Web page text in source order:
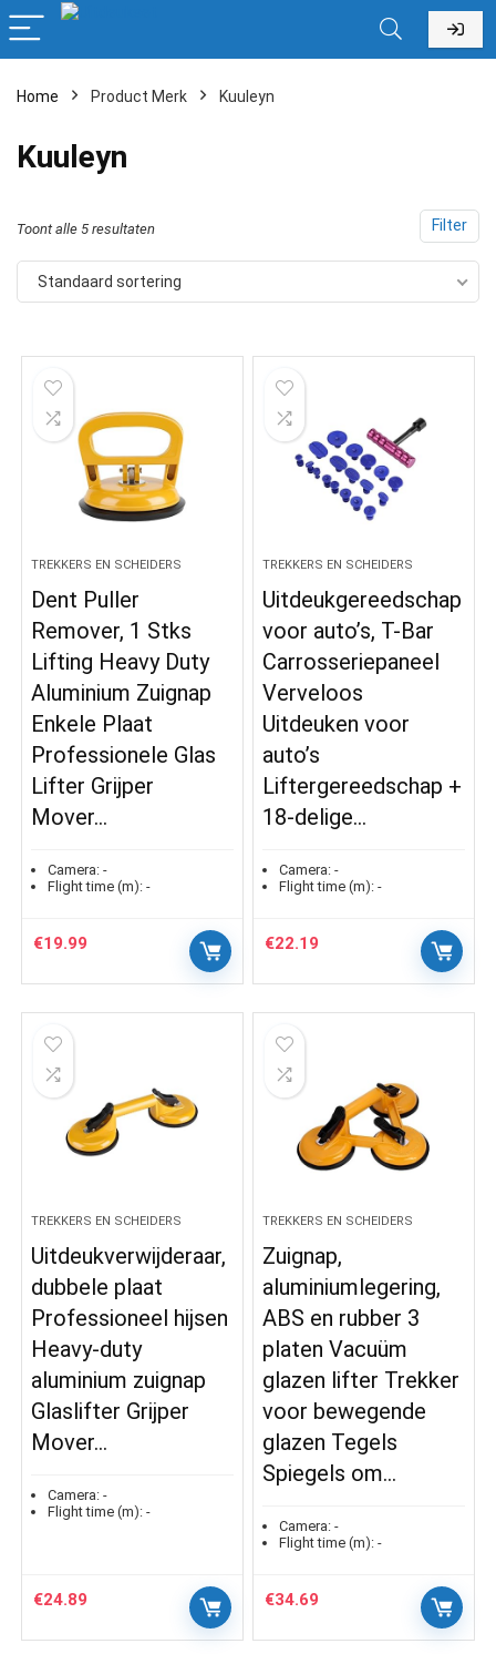
Home Product Merk ‎Kuuleyn
‎Kuuleyn
Filter
Toont alle 5 resultaten
Standaard sortering
TREKKERS EN SCHEIDERS
Dent Puller
Remover, 1 Stks
Lifting Heavy Duty
Aluminium Zuignap
Enkele Plaat
Professionele Glas
Lifter Grijper
Mover…
Camera: -
Flight time (m): -
€19.99
TREKKERS EN SCHEIDERS
Uitdeukgereedschap
voor auto’s, T-Bar
Carrosseriepaneel
Verveloos
Uitdeuken voor
auto’s
Liftergereedschap +
18-delige…
Camera: -
Flight time (m): -
€22.19
TREKKERS EN SCHEIDERS
Uitdeukverwijderaar,
dubbele plaat
Professioneel hijsen
Heavy-duty
aluminium zuignap
Glaslifter Grijper
Mover…
Camera: -
Flight time (m): -
€24.89
TREKKERS EN SCHEIDERS
Zuignap,
aluminiumlegering,
ABS en rubber 3
platen Vacuüm
glazen lifter Trekker
voor bewegende
glazen Tegels
Spiegels om…
Camera: -
Flight time (m): -
€34.69